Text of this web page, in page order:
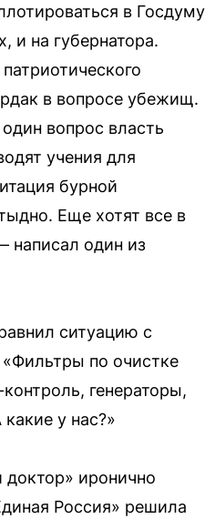
в Госдуму
и на губернатора.
в вопросе убежищ.
вопрос власть
учения для
бурной
Еще хотят все в
написал один из
ситуацию с
по очистке
генераторы,
у нас?»
иронично
Россия» решила